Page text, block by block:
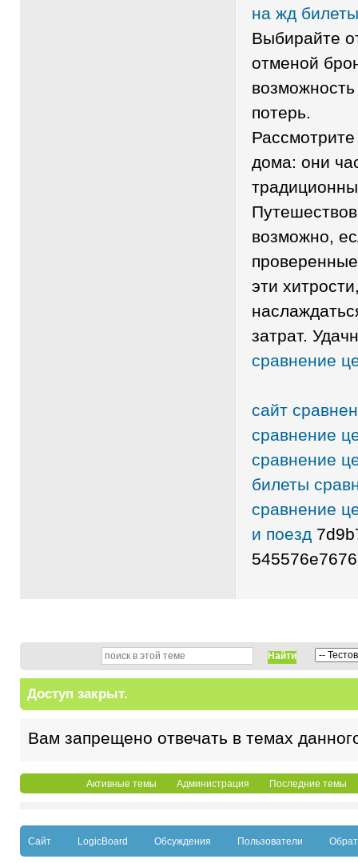
на жд билеты
Выбирайте
отменой
потерь.
дома: они
возможно,
эти
затрат.
сравнение
сайт
сравнение
сравнение
билеты
сравнение
и поезд
Найти
Доступ закрыт.
Вам запрещено отвечать в темах
Активные темы Администрация Последние темы
Сайт LogicBoard Обсуждения Пользователи